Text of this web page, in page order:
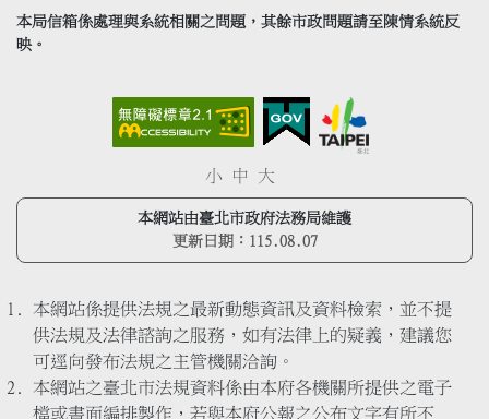
本局信箱係處理與系統相關之問題，其餘市政問題請至陳情系統反
映。
小 中 大
本網站由臺北市政府法務局維護
更新日期： 115.08.07
本網站係提供法規之最新動態資訊及資料檢索，並不提
供法規及法律諮詢之服務，如有法律上的疑義，建議您
可逕向發布法規之主管機關洽詢。
本網站之臺北市法規資料係由本府各機關所提供之電子
檔或書面編排製作，若與本府公報之公布文字有所不